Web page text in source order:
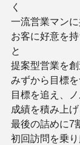
く
一流営業マン
お客に好意を
と
提案型営業を
みずから目標
目標を追え、
成績を積み上げ
最後の詰めに7
初回訪問を乗